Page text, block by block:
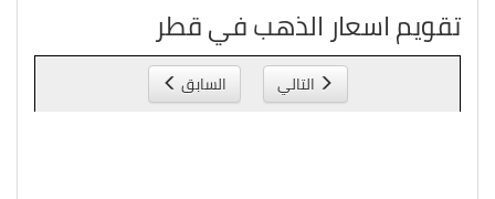
تقويم اسعار الذهب في قطر
التالي السابق